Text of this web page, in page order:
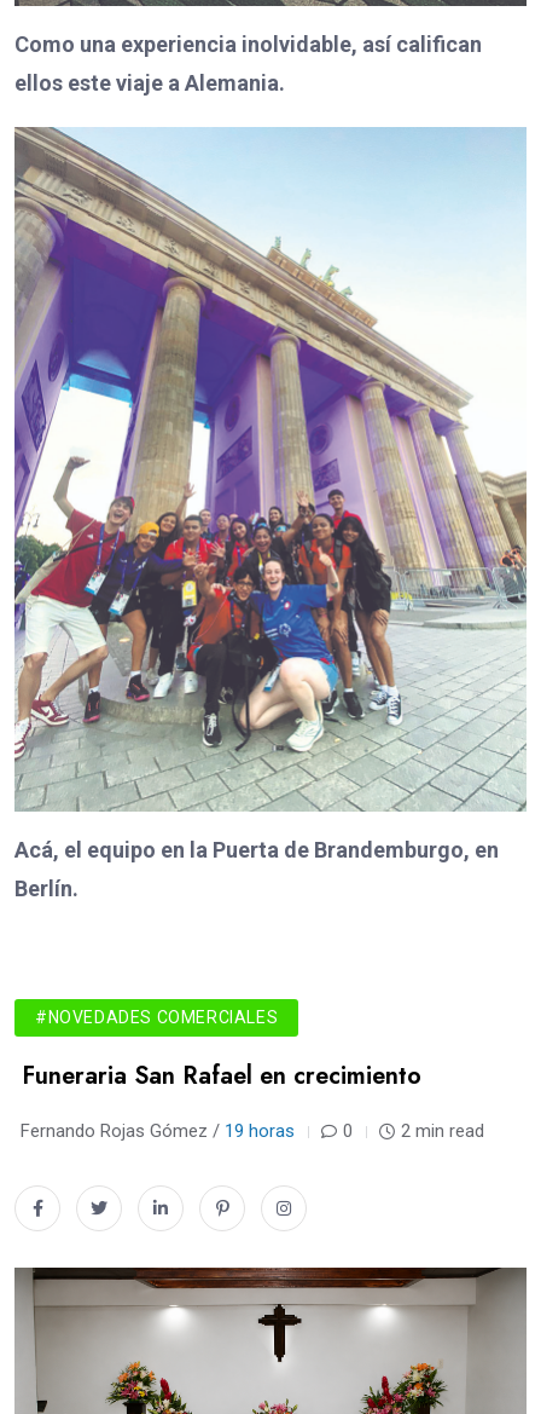
Como una experiencia inolvidable, así califican
ellos este viaje a Alemania.
Acá, el equipo en la Puerta de Brandemburgo, en
Berlín.
#NOVEDADES COMERCIALES
Funeraria San Rafael en crecimiento
Fernando Rojas Gómez / 19 horas 0 2 min read